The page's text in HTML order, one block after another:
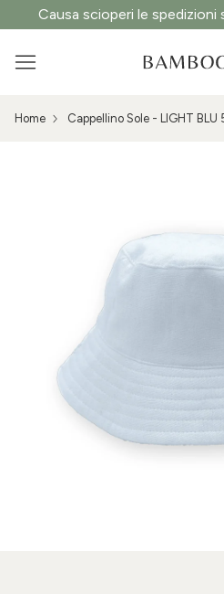
Causa scioperi le
Home Cappellino Sole - LIGHT BLU